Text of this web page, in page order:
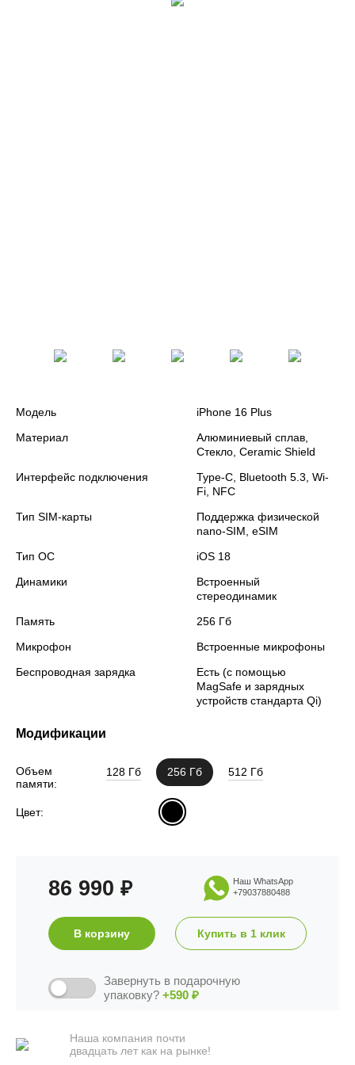
Модель
iPhone 16 Plus
Материал
Алюминиевый сплав,
Стекло, Ceramic Shield
Интерфейс подключения
Type-C, Bluetooth 5.3, Wi-
Fi, NFC
Тип SIM-карты
Поддержка физической
nano‑SIM, eSIM
Тип ОС
iOS 18
Динамики
Встроенный
стереодинамик
Память
256 Гб
Микрофон
Встроенные микрофоны
Беспроводная зарядка
Есть (с помощью
MagSafe и зарядных
устройств стандарта Qi)
Модификации
Объем
памяти:
128 Гб 256 Гб 512 Гб
Цвет:
86 990 ₽
Наш WhatsApp
+79037880488
В корзину Купить в 1 клик
Завернуть в подарочную
упаковку? +590 ₽
Наша компания почти
двадцать лет как на рынке!